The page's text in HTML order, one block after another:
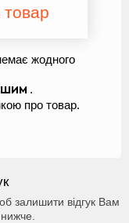
товар
жодного
.
про товар.
залишити відгук Вам